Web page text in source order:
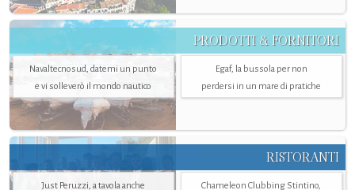
PRODOTTI & FORNITORI
Navaltecnosud, datemi un punto
e vi solleverò il mondo nautico
Egaf, la bussola per non
perdersi in un mare di pratiche
RISTORANTI
Just Peruzzi, a tavola anche Chameleon Clubbing Stintino,